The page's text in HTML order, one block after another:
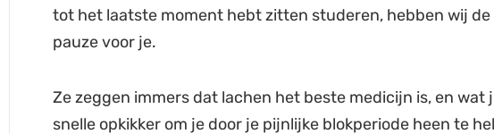
tot het laatste moment hebt zitten studeren, hebben wij
pauze voor je.
Ze zeggen immers dat lachen het beste medicijn is, en wat
snelle opkikker om je door je pijnlijke blokperiode heen te